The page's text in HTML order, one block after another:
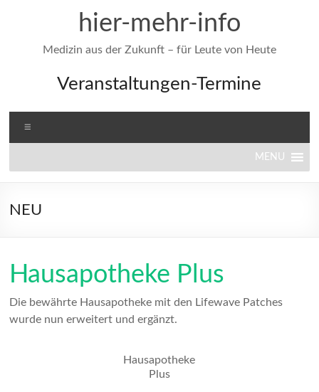
hier-mehr-info
Medizin aus der Zukunft – für Leute von Heute
Veranstaltungen-Termine
MENU
NEU
Hausapotheke Plus
Die bewährte Hausapotheke mit den Lifewave Patches
wurde nun erweitert und ergänzt.
Hausapotheke
Plus